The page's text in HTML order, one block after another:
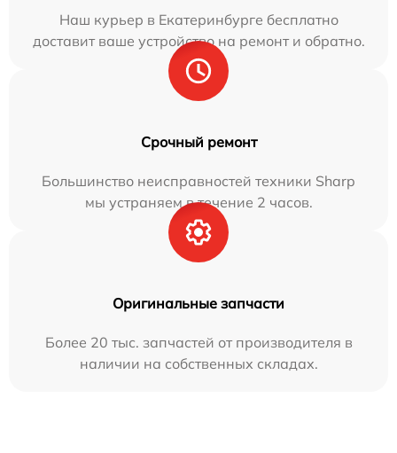
Наш курьер в Екатеринбурге бесплатно
доставит ваше устройство на ремонт и обратно.
Срочный ремонт
Большинство неисправностей техники Sharp
мы устраняем в течение 2 часов.
Оригинальные запчасти
Более 20 тыс. запчастей от производителя в
наличии на собственных складах.